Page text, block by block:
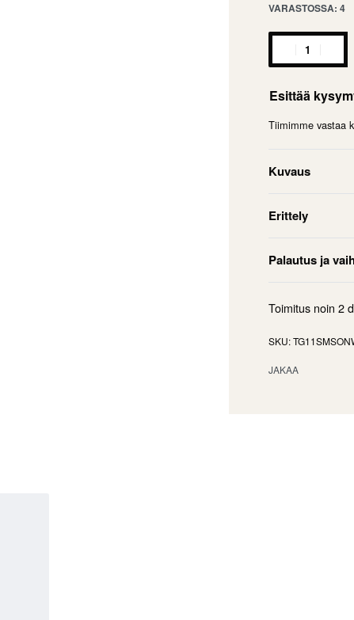
VARASTOSSA: 4
Esittää
Tiimimme vastaa
Kuvaus
Erittely
Palautus ja
Toimitus noin 2
JAKAA